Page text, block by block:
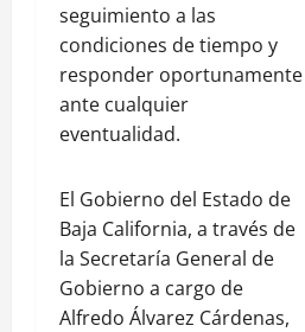
seguimiento a las
condiciones de tiempo y
responder oportunamente
ante cualquier
eventualidad.
El Gobierno del Estado de
Baja California, a través de
la Secretaría General de
Gobierno a cargo de
Alfredo Álvarez Cárdenas,